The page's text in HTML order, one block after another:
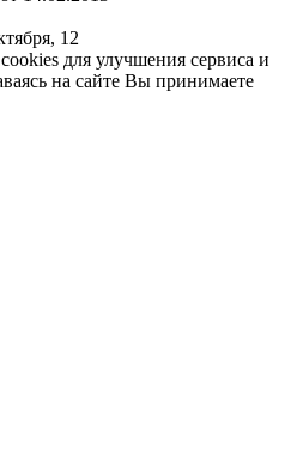
12
для улучшения сервиса и
на сайте Вы принимаете